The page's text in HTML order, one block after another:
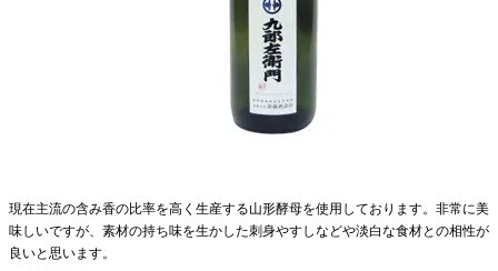
現在主流の含み香の比率を高く生産する山形酵母を使用しております。非常に美
味しいですが、素材の持ち味を生かした刺身やすしなどや淡白な食材との相性が
良いと思います。